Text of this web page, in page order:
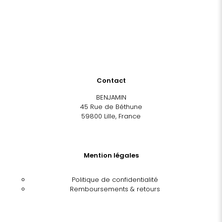
Contact
BENJAMIN
45 Rue de Béthune
59800 Lille, France
Mention légales
Politique de confidentialité
Remboursements & retours